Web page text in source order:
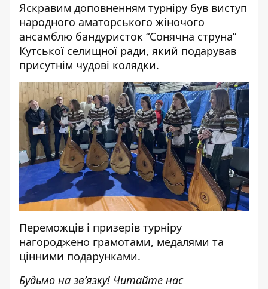
Яскравим доповненням турніру був виступ
народного аматорського жіночого
ансамблю бандуристок “Сонячна струна”
Кутської селищної ради, який подарував
присутнім чудові колядки.
Переможців і призерів турніру
нагороджено грамотами, медалями та
цінними подарунками.
Будьмо на зв’язку! Читайте нас